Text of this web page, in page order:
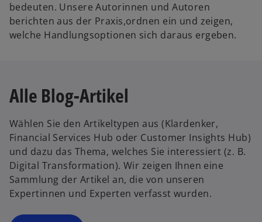
bedeuten. Unsere Autorinnen und Autoren
berichten aus der Praxis,ordnen ein und zeigen,
welche Handlungsoptionen sich daraus ergeben.
Alle Blog-Artikel
Wählen Sie den Artikeltypen aus (Klardenker,
Financial Services Hub oder Customer Insights Hub)
und dazu das Thema, welches Sie interessiert (z. B.
Digital Transformation). Wir zeigen Ihnen eine
Sammlung der Artikel an, die von unseren
Expertinnen und Experten verfasst wurden.